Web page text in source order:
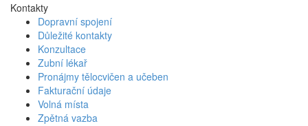
Kontakty
Dopravní spojení
Důležité kontakty
Konzultace
Zubní lékař
Pronájmy tělocvičen a učeben
Fakturační údaje
Volná místa
Zpětná vazba